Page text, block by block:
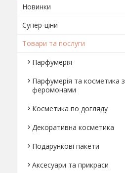
Новинки
Супер-ціни
Товари та послуги
Парфумерія
Парфумерія та косметика з
феромонами
Косметика по догляду
Декоративна косметика
Подарункові пакети
Аксесуари та прикраси